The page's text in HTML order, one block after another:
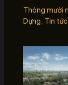
Tháng mười
Dựng, Tin tức